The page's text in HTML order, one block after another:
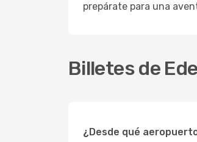
prepárate para una
Billetes de
¿Desde qué